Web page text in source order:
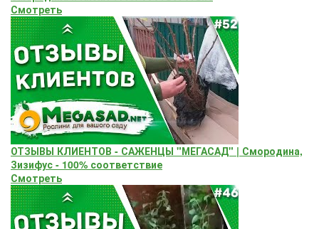
Смотреть
ОТЗЫВЫ КЛИЕНТОВ - САЖЕНЦЫ "МЕГАСАД" | Смородина,
Зизифус - 100% соответствие
Смотреть